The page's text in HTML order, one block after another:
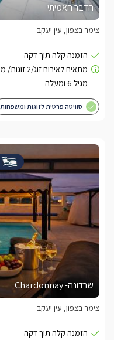
הדבר האמיתי
צימר בצפון, עין יעקב
סוויטה פרטית לזוגות ומשפחות
שרדונה- Chardonnay
צימר בצפון, עין יעקב